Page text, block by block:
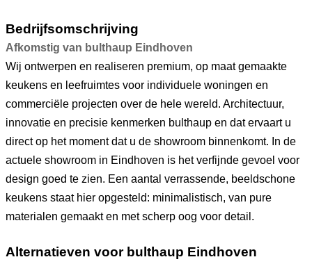
Bedrijfsomschrijving
Afkomstig van bulthaup Eindhoven
Wij ontwerpen en realiseren premium, op maat gemaakte
keukens en leefruimtes voor individuele woningen en
commerciële projecten over de hele wereld. Architectuur,
innovatie en precisie kenmerken bulthaup en dat ervaart u
direct op het moment dat u de showroom binnenkomt. In de
actuele showroom in Eindhoven is het verfijnde gevoel voor
design goed te zien. Een aantal verrassende, beeldschone
keukens staat hier opgesteld: minimalistisch, van pure
materialen gemaakt en met scherp oog voor detail.
Alternatieven voor bulthaup Eindhoven